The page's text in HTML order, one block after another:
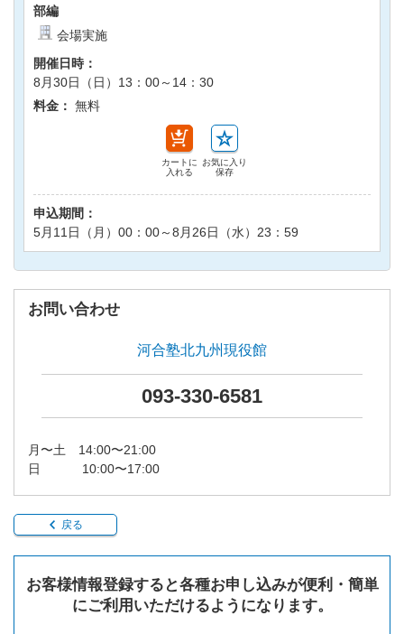
部編
会場実施
開催日時：
8月30日（日）13：00～14：30
料金： 無料
カートに
入れる
お気に入り
保存
申込期間：
5月11日（月）00：00～8月26日（水）23：59
お問い合わせ
河合塾北九州現役館
093-330-6581
月〜土 14:00〜21:00
日 10:00〜17:00
戻る
お客様情報登録すると各種お申し込みが便利・簡単
にご利用いただけるようになります。